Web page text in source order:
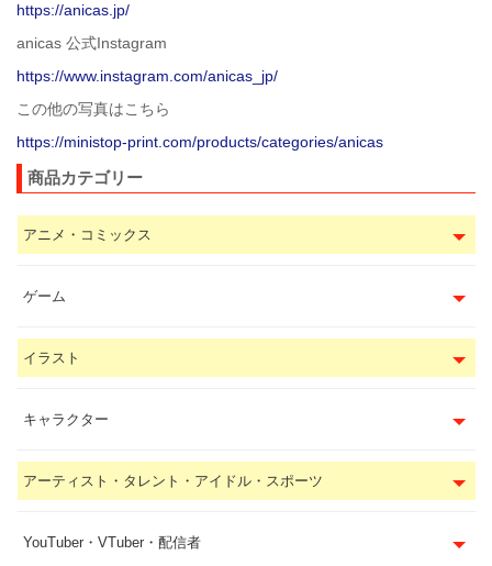
https://anicas.jp/
anicas 公式Instagram
https://www.instagram.com/anicas_jp/
この他の写真はこちら
https://ministop-print.com/products/categories/anicas
商品カテゴリー
アニメ・コミックス
ゲーム
イラスト
キャラクター
アーティスト・タレント・アイドル・スポーツ
YouTuber・VTuber・配信者